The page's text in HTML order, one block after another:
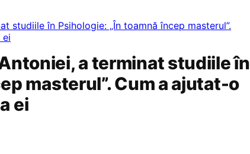
studiile în Psihologie: „În toamnă încep masterul”.
ei
a terminat studiile în
masterul”. Cum a ajutat-o
ei